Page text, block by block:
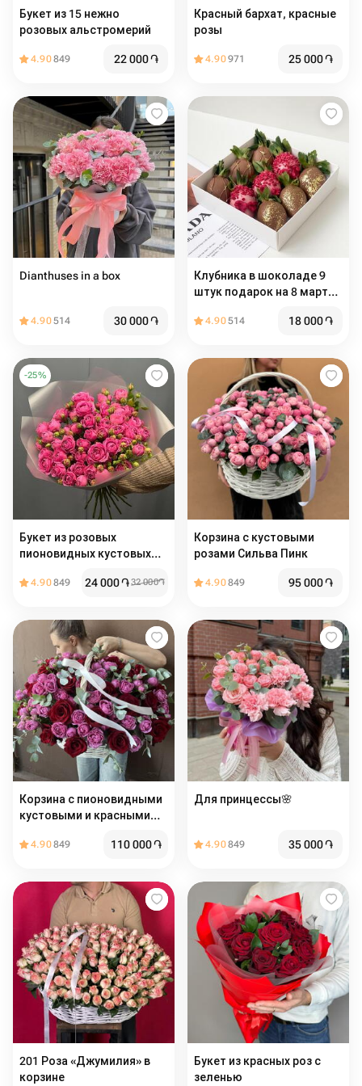
Букет из 15 нежно
розовых альстромерий
4.90849 22 000֏
Красный бархат️, красные
розы
4.90971 25 000֏
Dianthuses in a box
4.90514 30 000֏
Клубника в шоколаде 9
штук подарок на 8 марта
4.90514 18 000֏
-25%
Букет из розовых
пионовидных кустовых
см4.90849 24 000֏32 000֏
Корзина с кустовыми
розами Сильва Пинк
4.90849 95 000֏
Корзина с пионовидными
кустовыми и красными
4.90849 110 000֏
Для принцессы🌸
4.90849 35 000֏
201 Роза «Джумилия» в
корзине
Букет из красных роз с
зеленью